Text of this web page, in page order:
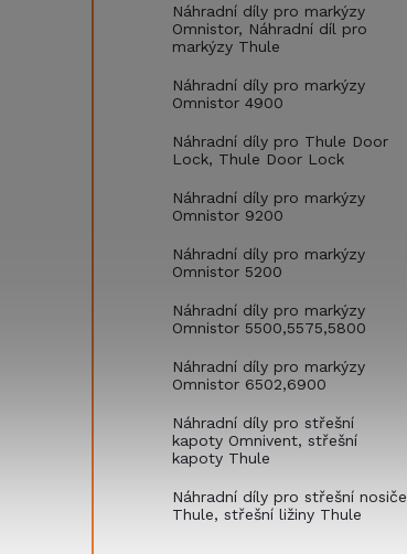
Náhradní díly pro markýzy
Omnistor, Náhradní díl pro
markýzy Thule
Náhradní díly pro markýzy
Omnistor 4900
Náhradní díly pro Thule Door
Lock, Thule Door Lock
Náhradní díly pro markýzy
Omnistor 9200
Náhradní díly pro markýzy
Omnistor 5200
Náhradní díly pro markýzy
Omnistor 5500,5575,5800
Náhradní díly pro markýzy
Omnistor 6502,6900
Náhradní díly pro střešní
kapoty Omnivent, střešní
kapoty Thule
Náhradní díly pro střešní nosiče
Thule, střešní ližiny Thule